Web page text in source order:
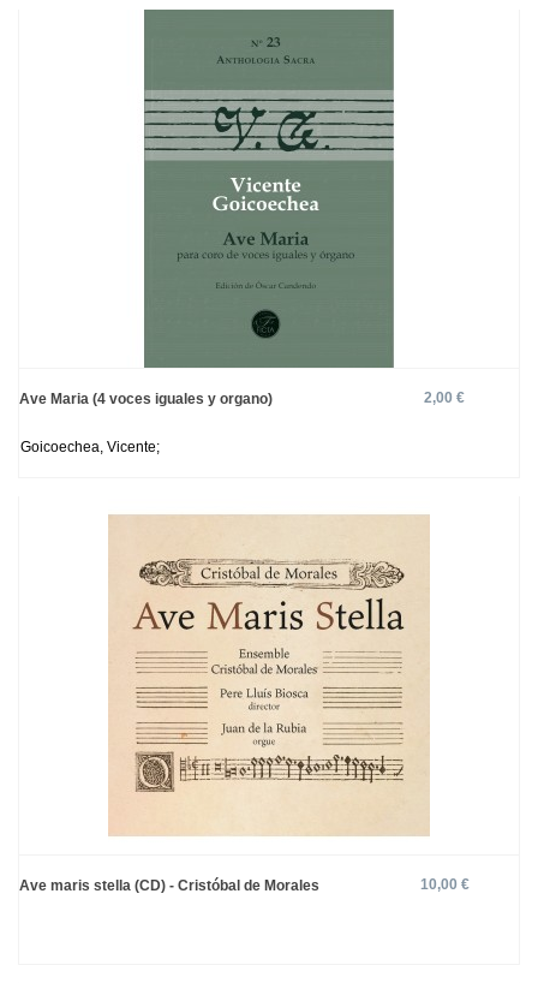
Ave Maria (4 voces iguales y organo) 2,00 €
Goicoechea, Vicente;
Ave maris stella (CD) - Cristóbal de Morales 10,00 €